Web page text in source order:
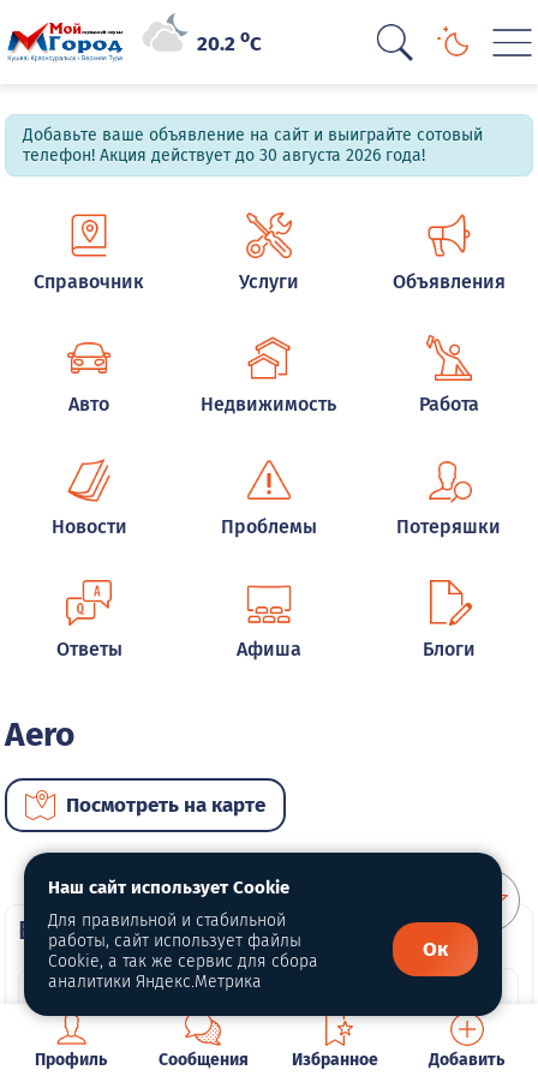
20.2oC
Добавьте ваше объявление на сайт и выиграйте сотовый
телефон! Акция действует до 30 августа 2026 года!
Справочник Услуги Объявления
Авто Недвижимость Работа
Новости Проблемы Потеряшки
Ответы Афиша Блоги
Aero
Посмотреть на карте
ВИП автомобили
Профиль Сообщения Избранное Добавить
Наш сайт использует Cookie
Для правильной и стабильной
работы, сайт использует файлы
Cookie, а так же сервис для сбора
аналитики Яндекс.Метрика
Ок